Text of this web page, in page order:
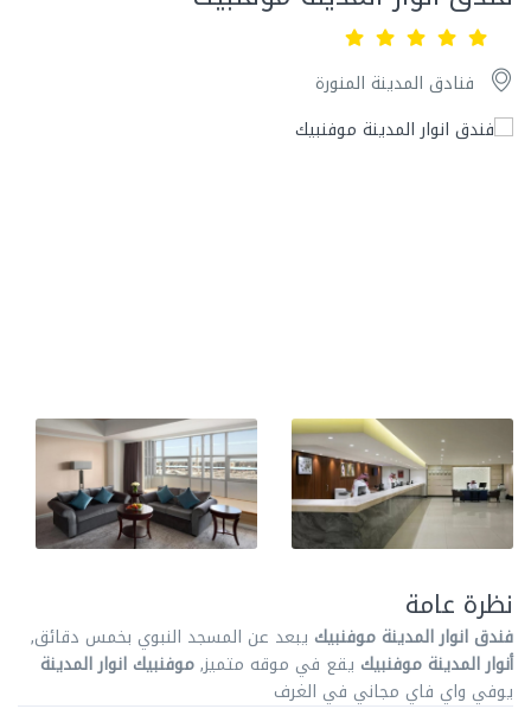
فنادق المدينة المنورة
نظرة عامة
فندق انوار المدينة موفنبيك يبعد عن المسجد النبوي بخمس دقائق,
أنوار المدينة موفنبيك يقع في موقه متميز,موفنبيك انوار المدينة
يوفي واي فاي مجاني في الغرف